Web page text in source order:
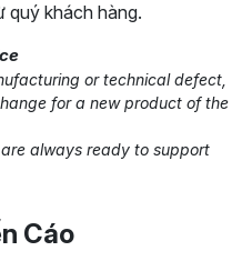
quý khách hàng.
or technical defect,
for a new product of the
always ready to support
Cáo